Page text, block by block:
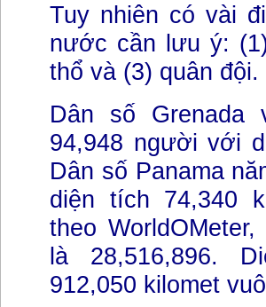
Tuy nhiên có vài
nước cần lưu ý:
thổ và (3) quân đội.
Dân số Grenada
94,948 người với
Dân số Panama
diện tích 74,340
theo
là 28,516,896.
912,050 kilomet